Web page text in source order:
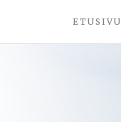
ETUSIVU